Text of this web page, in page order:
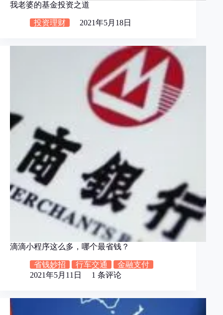
我老婆的基金投资之道
投资理财 2021年5月18日
滴滴小程序这么多，哪个最省钱？
省钱妙招 行车交通
金融支付
2021年5月11日
1 条评论